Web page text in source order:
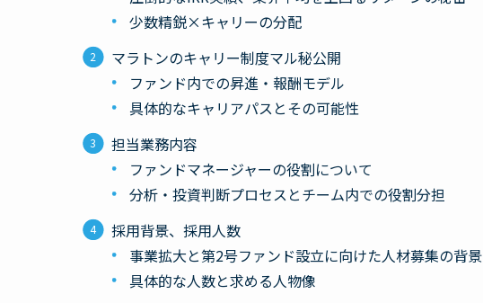
少数精鋭×キャリーの分配
マラトンのキャリー制度マル秘公開
ファンド内での昇進・報酬モデル
具体的なキャリアパスとその可能性
担当業務内容
ファンドマネージャーの役割について
分析・投資判断プロセスとチーム内での役割分担
採用背景、採用人数
事業拡大と第2号ファンド設立に向けた人材募集の背景
具体的な人数と求める人物像